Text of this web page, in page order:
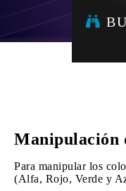
Manipulación
Para manipular los
(Alfa, Rojo, Verde y